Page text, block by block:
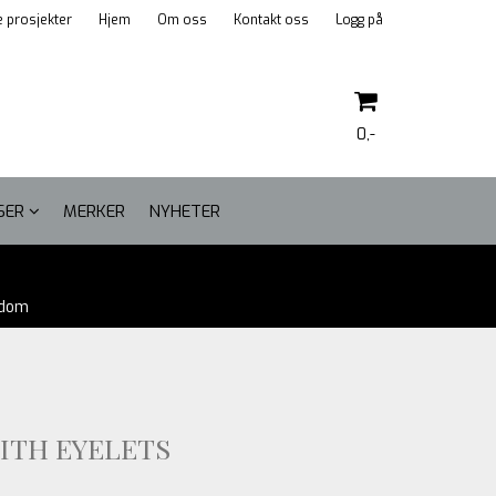
prosjekter Hjem Om oss Kontakt oss Logg på
0,-
MERKER NYHETER
EYELETS